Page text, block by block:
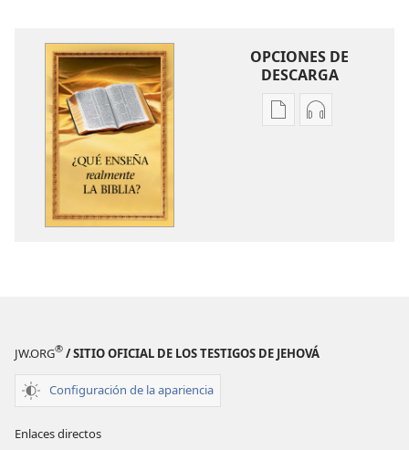
OPCIONES DE
DESCARGA
OpcionesOpciones
JW.ORG® / SITIO OFICIAL DE LOS TESTIGOS DE JEHOVÁ
Configuración de la apariencia
Enlaces directos